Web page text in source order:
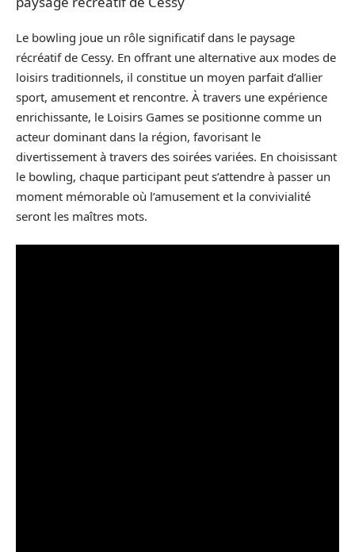
Le bowling joue un rôle significatif dans le paysage
récréatif de Cessy. En offrant une alternative aux modes de
loisirs traditionnels, il constitue un moyen parfait d’allier
sport, amusement et rencontre. À travers une expérience
enrichissante, le Loisirs Games se positionne comme un
acteur dominant dans la région, favorisant le
divertissement à travers des soirées variées. En choisissant
le bowling, chaque participant peut s’attendre à passer un
moment mémorable où l’amusement et la convivialité
seront les maîtres mots.